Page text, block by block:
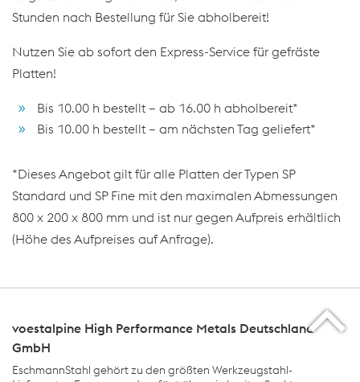
Stunden nach Bestellung für Sie abholbereit!
Nutzen Sie ab sofort den Express-Service für gefräste
Platten!
Bis 10.00 h bestellt – ab 16.00 h abholbereit*
Bis 10.00 h bestellt – am nächsten Tag geliefert*
*Dieses Angebot gilt für alle Platten der Typen SP
Standard und SP Fine mit den maximalen Abmessungen
800 x 200 x 800 mm und ist nur gegen Aufpreis erhältlich
(Höhe des Aufpreises auf Anfrage).
voestalpine High Performance Metals Deutschland
GmbH
EschmannStahl gehört zu den größten Werkzeugstahl-